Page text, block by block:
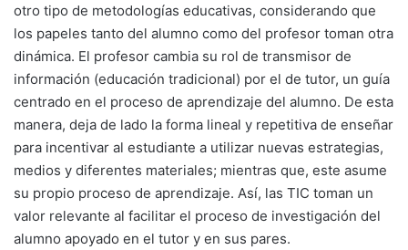
otro tipo de metodologías educativas, considerando que
los papeles tanto del alumno como del profesor toman otra
dinámica. El profesor cambia su rol de transmisor de
información (educación tradicional) por el de tutor, un guía
centrado en el proceso de aprendizaje del alumno. De esta
manera, deja de lado la forma lineal y repetitiva de enseñar
para incentivar al estudiante a utilizar nuevas estrategias,
medios y diferentes materiales; mientras que, este asume
su propio proceso de aprendizaje. Así, las TIC toman un
valor relevante al facilitar el proceso de investigación del
alumno apoyado en el tutor y en sus pares.